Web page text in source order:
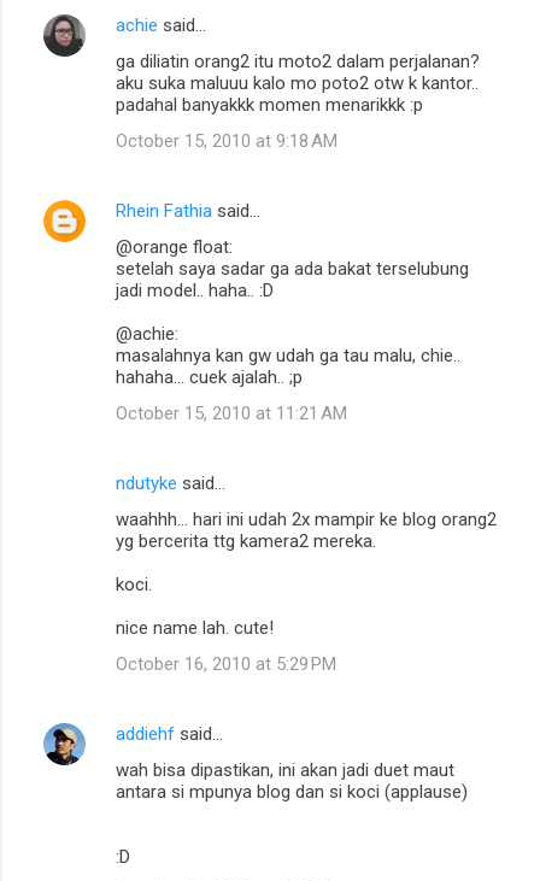
achie said…
ga diliatin orang2 itu moto2 dalam perjalanan?
aku suka maluuu kalo mo poto2 otw k kantor..
padahal banyakkk momen menarikkk :p
October 15, 2010 at 9:18 AM
Rhein Fathia said…
@orange float:
setelah saya sadar ga ada bakat terselubung
jadi model.. haha.. :D
@achie:
masalahnya kan gw udah ga tau malu, chie..
hahaha... cuek ajalah.. ;p
October 15, 2010 at 11:21 AM
ndutyke said…
waahhh... hari ini udah 2x mampir ke blog orang2
yg bercerita ttg kamera2 mereka.
koci.
nice name lah. cute!
October 16, 2010 at 5:29 PM
addiehf said…
wah bisa dipastikan, ini akan jadi duet maut
antara si mpunya blog dan si koci (applause)
:D